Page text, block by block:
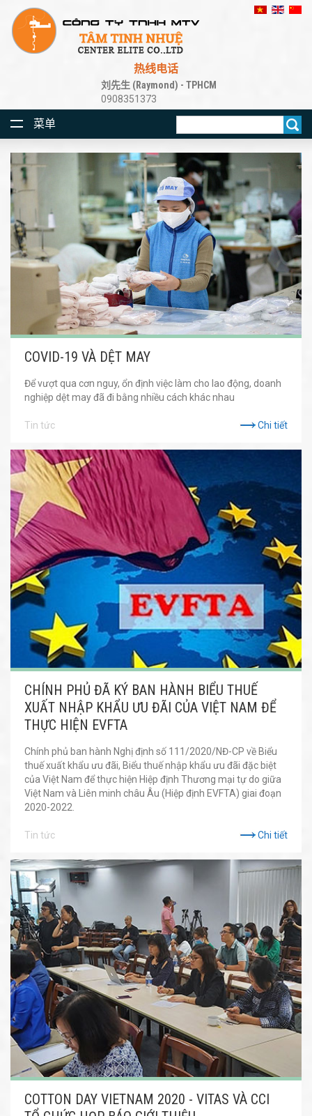
热线电话
刘先生 (Raymond) - TPHCM
0908351373
菜单
COVID-19 VÀ DỆT MAY
Để vượt qua cơn nguy, ổn định việc làm cho lao động, doanh
nghiệp dệt may đã đi bằng nhiều cách khác nhau
Tin tức Chi tiết
CHÍNH PHỦ ĐÃ KÝ BAN HÀNH BIỂU THUẾ
XUẤT NHẬP KHẨU ƯU ĐÃI CỦA VIỆT NAM ĐỂ
THỰC HIỆN EVFTA
Chính phủ ban hành Nghị định số 111/2020/NĐ-CP về Biểu
thuế xuất khẩu ưu đãi, Biểu thuế nhập khẩu ưu đãi đặc biệt
của Việt Nam để thực hiện Hiệp định Thương mại tự do giữa
Việt Nam và Liên minh châu Âu (Hiệp định EVFTA) giai đoạn
2020-2022.
Tin tức Chi tiết
COTTON DAY VIETNAM 2020 - VITAS VÀ CCI